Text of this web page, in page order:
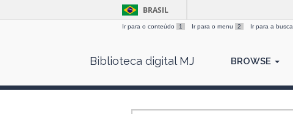
BRASIL
Ir para o conteúdo 1 Ir para o menu 2 Ir para a busca
Biblioteca digital MJ BROWSE